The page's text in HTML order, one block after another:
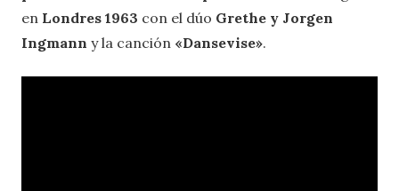
en Londres 1963 con el dúo Grethe y Jorgen
Ingmann y la canción «Dansevise».